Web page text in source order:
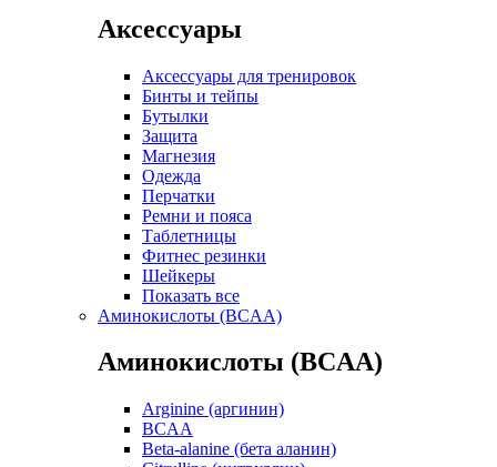
Аксессуары
Аксессуары для тренировок
Бинты и тейпы
Бутылки
Защита
Магнезия
Одежда
Перчатки
Ремни и пояса
Таблетницы
Фитнес резинки
Шейкеры
Показать все
Аминокислоты (BCAA)
Аминокислоты (BCAA)
Arginine (аргинин)
BCAA
Beta-alanine (бета аланин)